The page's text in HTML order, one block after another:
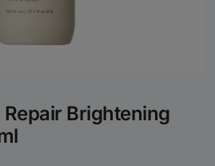
Brightening